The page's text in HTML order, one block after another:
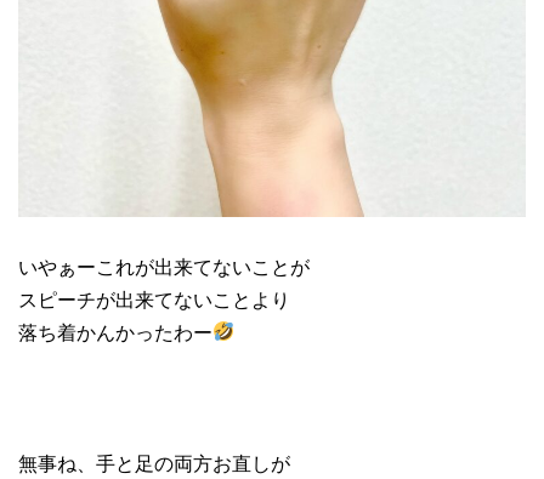
いやぁーこれが出来てないことが
スピーチが出来てないことより
落ち着かんかったわー
無事ね、手と足の両方お直しが